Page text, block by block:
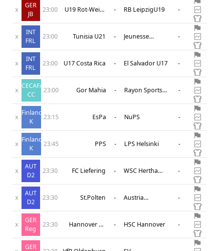
x
GER
JB
23:00
U19 Rot-Weiss
- RB LeipzigU19 -
x
INT
FRL
23:00 Tunisia U21 -
Jeunesse
-
x
INT
FRL
23:00 U17 Costa Rica - El Salvador U17 -
x
CECAFA
CC
23:00 Gor Mahia -
Rayon Sports
-
x
Finland
K
23:15 EsPa - NuPS -
x
Finland
K
23:45 PPS - LPS Helsinki -
x
AUT
D2
23:30 FC Liefering -
WSC Hertha
-
x
AUT
D2
23:30 St.Polten -
Austria
-
x
GER
Reg
23:30
Hannover 96
- HSC Hannover -
GER